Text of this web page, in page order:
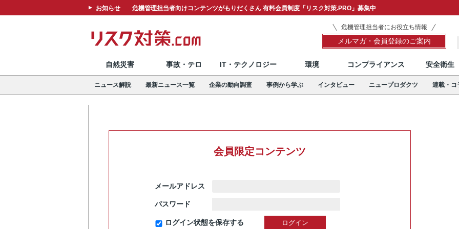
お知らせ 危機管理担当者向けコンテンツがもりだくさん 有料会員制度「リスク対策.PRO」募集中
危機管理担当者にお役立ち情報
メルマガ・会員登録のご案内
自然災害 事故・テロ IT・テクノロジー 環境 コンプライアンス 安全衛生
ニュース解説 最新ニュース一覧 企業の動向調査 事例から学ぶ インタビュー ニュープロダクツ 連載・コ
会員限定コンテンツ
メールアドレス
パスワード
ログイン状態を保存する